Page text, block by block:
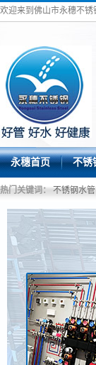
欢迎来到佛山市永穗不锈
永穗首页 不锈
热门关键词： 不锈钢水管